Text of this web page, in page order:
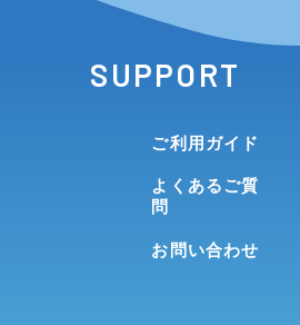
SUPPORT
ご利用ガイド
よくあるご質
問
お問い合わせ